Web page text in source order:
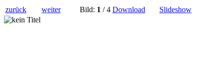
zurück weiter Bild: 1 / 4 Download Slideshow